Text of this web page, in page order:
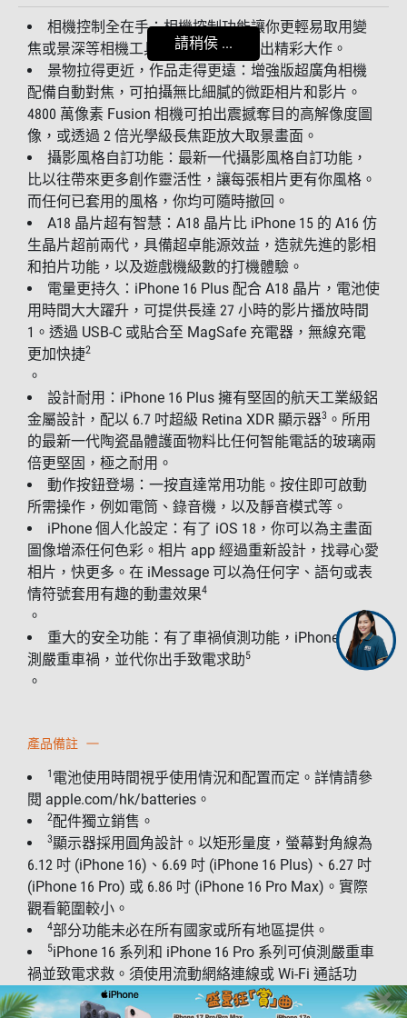
相機控制全在手：相機控制功能讓你更輕易取用變
焦或景深等相機工具，以神級速度影出精彩大作。
景物拉得更近，作品走得更遠：增強版超廣角相機
配備自動對焦，可拍攝無比細膩的微距相片和影片。
4800 萬像素 Fusion 相機可拍出震撼奪目的高解像度圖
像，或透過 2 倍光學級長焦距放大取景畫面。
攝影風格自訂功能：最新一代攝影風格自訂功能，
比以往帶來更多創作靈活性，讓每張相片更有你風格。
而任何已套用的風格，你均可隨時撤回。
A18 晶片超有智慧：A18 晶片比 iPhone 15 的 A16 仿
生晶片超前兩代，具備超卓能源效益，造就先進的影相
和拍片功能，以及遊戲機級數的打機體驗。
電量更持久：iPhone 16 Plus 配合 A18 晶片，電池使
用時間大大躍升，可提供長達 27 小時的影片播放時間
1。透過 USB-C 或貼合至 MagSafe 充電器，無線充電
更加快捷2
。
設計耐用：iPhone 16 Plus 擁有堅固的航天工業級鋁
金屬設計，配以 6.7 吋超級 Retina XDR 顯示器3 。所用
的最新一代陶瓷晶體護面物料比任何智能電話的玻璃兩
倍更堅固，極之耐用。
動作按鈕登場：一按直達常用功能。按住即可啟動
所需操作，例如電筒、錄音機，以及靜音模式等。
iPhone 個人化設定：有了 iOS 18，你可以為主畫面
圖像增添任何色彩。相片 app 經過重新設計，找尋心愛
相片，快更多。在 iMessage 可以為任何字、語句或表
情符號套用有趣的動畫效果4
。
重大的安全功能：有了車禍偵測功能，iPhone 可偵
測嚴重車禍，並代你出手致電求助5
。
產品備註
1 電池使用時間視乎使用情況和配置而定。詳情請參
閱 apple.com/hk/batteries。
2配件獨立銷售。
3顯示器採用圓角設計。以矩形量度，螢幕對角線為
6.12 吋 (iPhone 16)、6.69 吋 (iPhone 16 Plus)、6.27 吋
(iPhone 16 Pro) 或 6.86 吋 (iPhone 16 Pro Max)。實際
觀看範圍較小。
4部分功能未必在所有國家或所有地區提供。
5iPhone 16 系列和 iPhone 16 Pro 系列可偵測嚴重車
禍並致電求救。須使用流動網絡連線或 Wi-Fi 通話功
能。
請稍侯 ...